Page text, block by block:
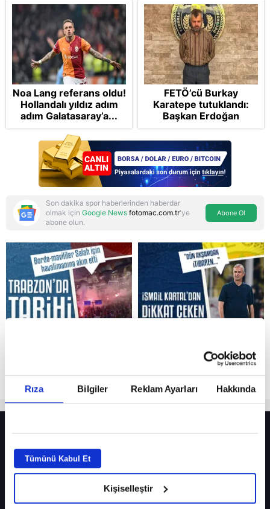
Rıza Bilgiler Reklam Ayarları Hakkında
Tümünü Kabul Et
Kişiselleştir
Reddet
Noa Lang referans oldu!
Hollandalı yıldız adım
adım Galatasaray’a...
FETÖ’cü Burkay
Karatepe tutuklandı:
Başkan Erdoğan
şikayetçi oldu! 5 suçtan
dava talebi
Son dakika spor haberlerinden haberdar
olmak için Google News fotomac.com.tr'ye
abone olun.
Abone Ol
Fenerbahçe’de sürpriz ayrılık ihtimali! Devre arasında gelmişti
Fenerbahçe’nin yeni transferi Mason Greenwood için olay sözler!
Galatasaray’da rota yeniden Thiago Almada!